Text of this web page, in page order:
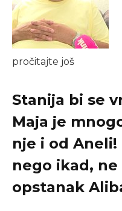
pročitajte još
Stanija bi se
Maja je
nje i od
nego ikad,
opstanak